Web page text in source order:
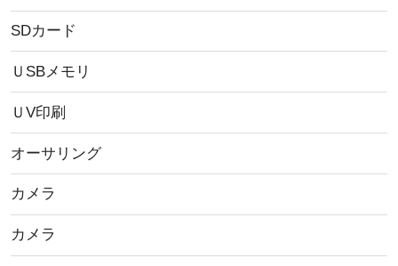
SDカード
ＵSBメモリ
ＵV印刷
オーサリング
カメラ
カメラ